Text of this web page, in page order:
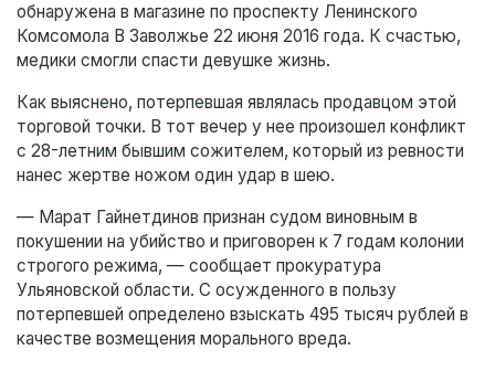
обнаружена в магазине по проспекту Ленинского
Комсомола В Заволжье 22 июня 2016 года. К счастью,
медики смогли спасти девушке жизнь.
Как выяснено, потерпевшая являлась продавцом этой
торговой точки. В тот вечер у нее произошел конфликт
с 28-летним бывшим сожителем, который из ревности
нанес жертве ножом один удар в шею.
— Марат Гайнетдинов признан судом виновным в
покушении на убийство и приговорен к 7 годам колонии
строгого режима, — сообщает прокуратура
Ульяновской области. С осужденного в пользу
потерпевшей определено взыскать 495 тысяч рублей в
качестве возмещения морального вреда.